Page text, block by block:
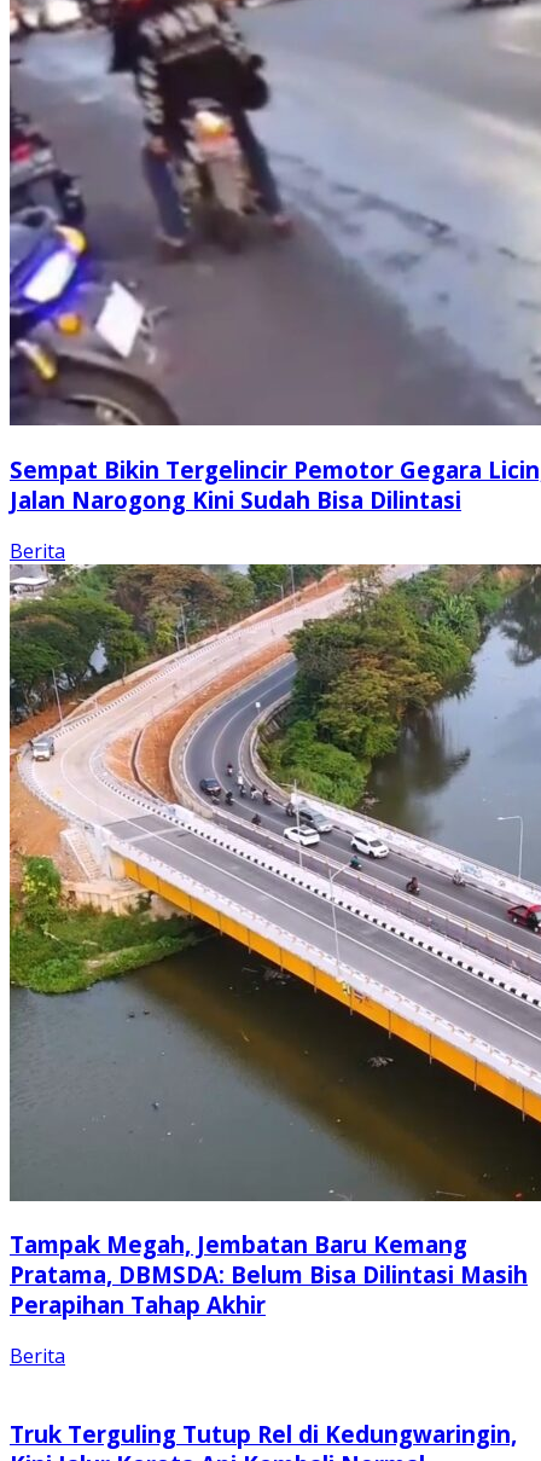
Sempat Bikin Tergelincir Pemotor Gegara
Jalan Narogong Kini Sudah Bisa Dilintasi
Berita
Tampak Megah, Jembatan Baru Kemang
Pratama, DBMSDA: Belum Bisa Dilintasi Masih
Perapihan Tahap Akhir
Berita
Truk Terguling Tutup Rel di Kedungwaringin,